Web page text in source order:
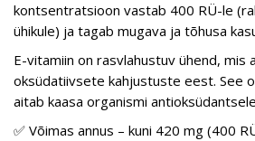
kontsentratsioon vastab 400 RÜ-le
ühikule) ja tagab mugava ja tõhusa
E-vitamiin on rasvlahustuv ühend, mis
oksüdatiivsete kahjustuste eest. See
aitab kaasa organismi
✅ Võimas annus – kuni 420 mg (400